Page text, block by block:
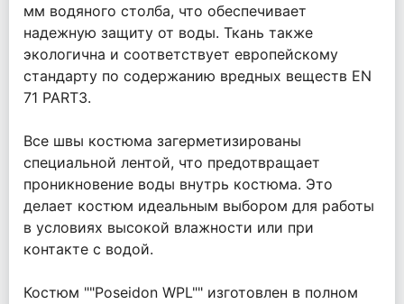
мм водяного столба, что обеспечивает
надежную защиту от воды. Ткань также
экологична и соответствует европейскому
стандарту по содержанию вредных веществ EN
71 PART3.
Все швы костюма загерметизированы
специальной лентой, что предотвращает
проникновение воды внутрь костюма. Это
делает костюм идеальным выбором для работы
в условиях высокой влажности или при
контакте с водой.
Костюм ""Poseidon WPL"" изготовлен в полном